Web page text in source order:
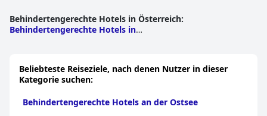
Behindertengerechte Hotels in Österreich:
Behindertengerechte Hotels in
Kärnten | Behindertengerechte Hotels in
Oberösterreich | Behindertengerechte Hotels in
Vorarlberg | Behindertengerechte Hotels in
Beliebteste Reiseziele, nach denen Nutzer in dieser
Kategorie suchen:
Behindertengerechte Hotels an der Ostsee